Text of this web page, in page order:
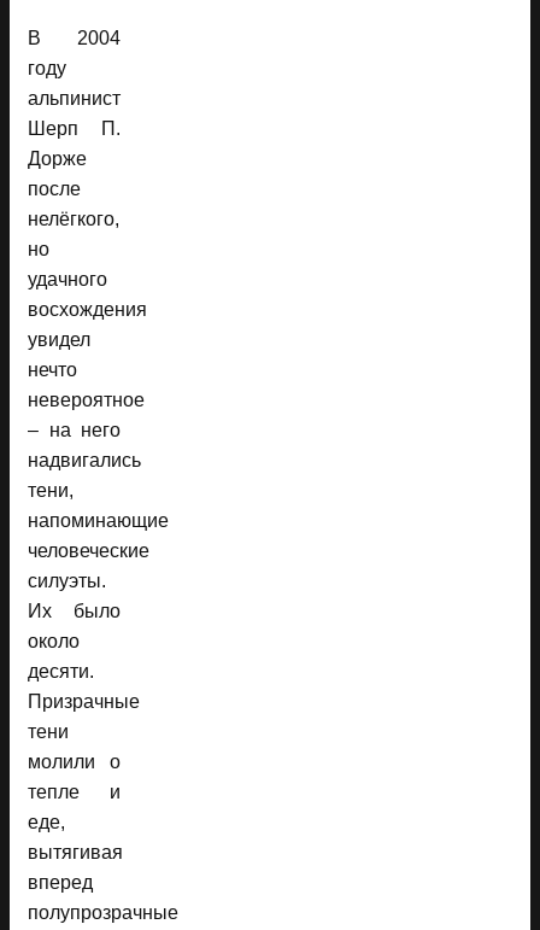
В 2004
году
альпинист
Шерп П.
Дорже
после
нелёгкого,
но
удачного
восхождения
увидел
нечто
невероятное
– на него
надвигались
тени,
напоминающие
человеческие
силуэты.
Их было
около
десяти.
Призрачные
тени
молили о
тепле и
еде,
вытягивая
вперед
полупрозрачные